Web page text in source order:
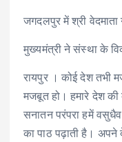
ac
e
b
o
o
k
w
it
te
r
ai
l
जगदलपुर में श्री वेदमाता
मुख्यमंत्री ने संस्था के
रायपुर । कोई देश तभी
मजबूत हो। हमारे देश की
सनातन परंपरा हमें
का पाठ पढ़ाती है।